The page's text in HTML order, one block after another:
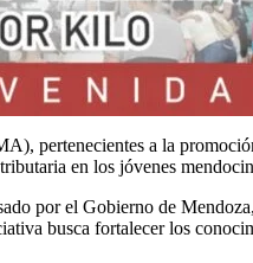
pertenecientes a la
en los jóvenes
por el Gobierno de
busca fortalecer los